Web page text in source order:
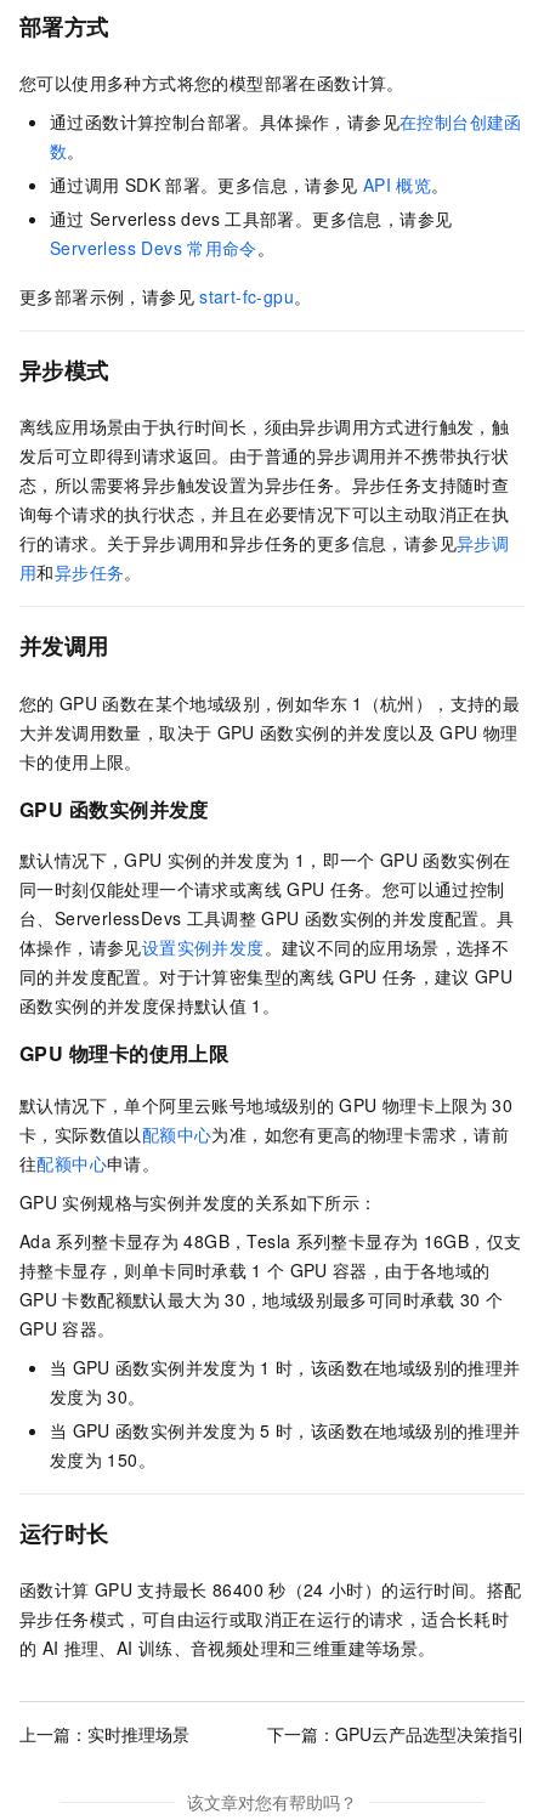
部署方式
您可以使用多种方式将您的模型部署在函数计算。
通过函数计算控制台部署。具体操作，请参见在控制台创建函
数。
通过调用 SDK 部署。更多信息，请参见 API 概览。
通过 Serverless devs 工具部署。更多信息，请参见
Serverless Devs 常用命令。
更多部署示例，请参见 start-fc-gpu。
异步模式
离线应用场景由于执行时间长，须由异步调用方式进行触发，触
发后可立即得到请求返回。由于普通的异步调用并不携带执行状
态，所以需要将异步触发设置为异步任务。异步任务支持随时查
询每个请求的执行状态，并且在必要情况下可以主动取消正在执
行的请求。关于异步调用和异步任务的更多信息，请参见异步调
用和异步任务。
并发调用
您的 GPU 函数在某个地域级别，例如华东 1（杭州），支持的最
大并发调用数量，取决于 GPU 函数实例的并发度以及 GPU 物理
卡的使用上限。
GPU 函数实例并发度
默认情况下，GPU 实例的并发度为 1，即一个 GPU 函数实例在
同一时刻仅能处理一个请求或离线 GPU 任务。您可以通过控制
台、ServerlessDevs 工具调整 GPU 函数实例的并发度配置。具
体操作，请参见设置实例并发度。建议不同的应用场景，选择不
同的并发度配置。对于计算密集型的离线 GPU 任务，建议 GPU
函数实例的并发度保持默认值 1。
GPU 物理卡的使用上限
默认情况下，单个阿里云账号地域级别的 GPU 物理卡上限为 30
卡，实际数值以配额中心为准，如您有更高的物理卡需求，请前
往配额中心申请。
GPU 实例规格与实例并发度的关系如下所示：
Ada 系列整卡显存为 48GB，Tesla 系列整卡显存为 16GB，仅支
持整卡显存，则单卡同时承载 1 个 GPU 容器，由于各地域的
GPU 卡数配额默认最大为 30，地域级别最多可同时承载 30 个
GPU 容器。
当 GPU 函数实例并发度为 1 时，该函数在地域级别的推理并
发度为 30。
当 GPU 函数实例并发度为 5 时，该函数在地域级别的推理并
发度为 150。
运行时长
函数计算 GPU 支持最长 86400 秒（24 小时）的运行时间。搭配
异步任务模式，可自由运行或取消正在运行的请求，适合长耗时
的 AI 推理、AI 训练、音视频处理和三维重建等场景。
上一篇： 实时推理场景 下一篇： GPU云产品选型决策指引
该文章对您有帮助吗？